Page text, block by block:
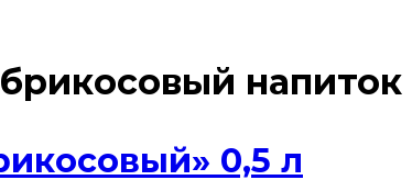
напиток
0,5 л